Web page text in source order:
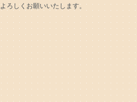
ろしくお願いいたします。